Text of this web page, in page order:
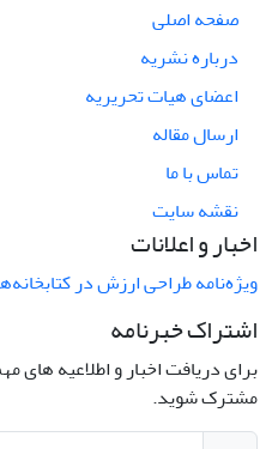
صفحه اصلی
درباره نشریه
اعضای هیات تحریریه
ارسال مقاله
تماس با ما
نقشه سایت
اخبار و اعلانات
ویژه‌نامه طراحی ارزش در
اشتراک خبرنامه
برای دریافت اخبار و اطلاعیه های
مشترک شوید.